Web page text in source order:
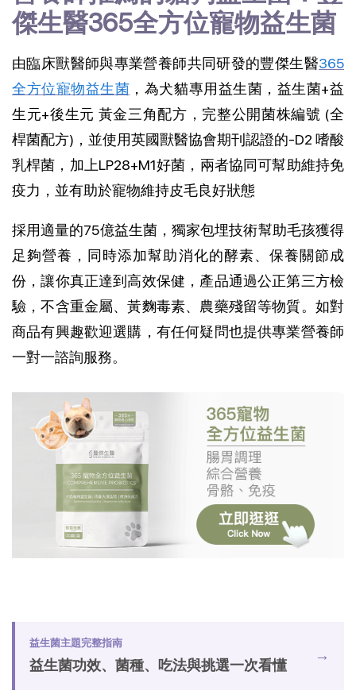
傑生醫365全方位寵物益生菌
由臨床獸醫師與專業營養師共同研發的豐傑生醫365
全方位寵物益生菌 ，為犬貓專用益生菌，益生菌+益
生元+後生元 黃金三角配方，完整公開菌株編號 (全
桿菌配方)，並使用英國獸醫協會期刊認證的-D2 嗜酸
乳桿菌，加上LP28+M1好菌，兩者協同可幫助維持免
疫力，並有助於寵物維持皮毛良好狀態
採用適量的75億益生菌，獨家包埋技術幫助毛孩獲得
足夠營養，同時添加幫助消化的酵素、保養關節成
份，讓你真正達到高效保健，產品通過公正第三方檢
驗，不含重金屬、黃麴毒素、農藥殘留等物質。如對
商品有興趣歡迎選購，有任何疑問也提供專業營養師
一對一諮詢服務。
益生菌主題完整指南
益生菌功效、菌種、吃法與挑選一次看懂
→